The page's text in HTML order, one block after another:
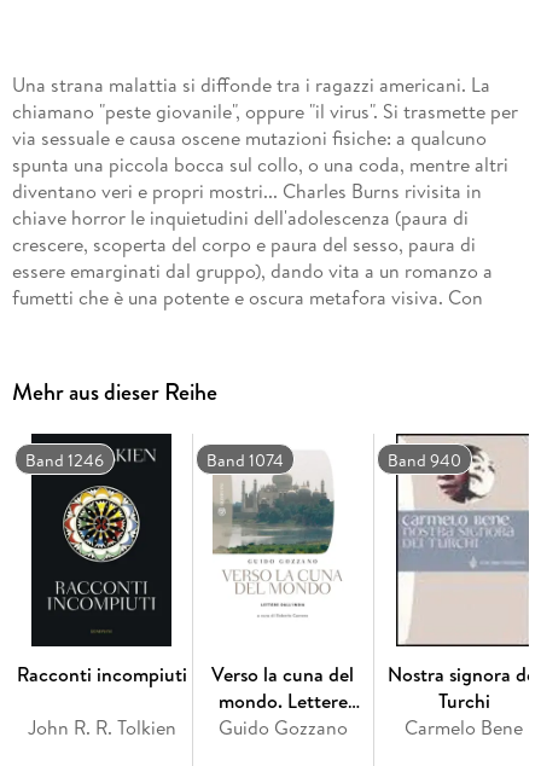
Una strana malattia si diffonde tra i ragazzi americani. La
chiamano "peste giovanile", oppure "il virus". Si trasmette per
via sessuale e causa oscene mutazioni fisiche: a qualcuno
spunta una piccola bocca sul collo, o una coda, mentre altri
diventano veri e propri mostri... Charles Burns rivisita in
chiave horror le inquietudini dell'adolescenza (paura di
crescere, scoperta del corpo e paura del sesso, paura di
essere emarginati dal gruppo), dando vita a un romanzo a
fumetti che è una potente e oscura metafora visiva. Con
Cronenberg.
Mehr aus dieser Reihe
Band 1246
Racconti incompiuti
John R. R. Tolkien
Band 1074
Verso la cuna del
mondo. Lettere
dall'India
Guido Gozzano
Band 940
Nostra signora dei
Turchi
Carmelo Bene